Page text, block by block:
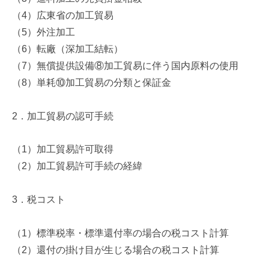
（4）広東省の加工貿易
（5）外注加工
（6）転廠（深加工結転）
（7）無償提供設備⑧加工貿易に伴う国内原料の使用
（8）単耗⑩加工貿易の分類と保証金
2 ．加工貿易の認可手続
（1）加工貿易許可取得
（2）加工貿易許可手続の経緯
3 ．税コスト
（1）標準税率・標準還付率の場合の税コスト計算
（2）還付の掛け目が生じる場合の税コスト計算